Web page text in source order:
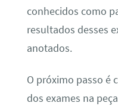
conhecidos como
resultados desses
anotados.
O próximo passo é
dos exames na